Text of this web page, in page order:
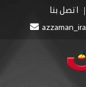
اتصل بنا